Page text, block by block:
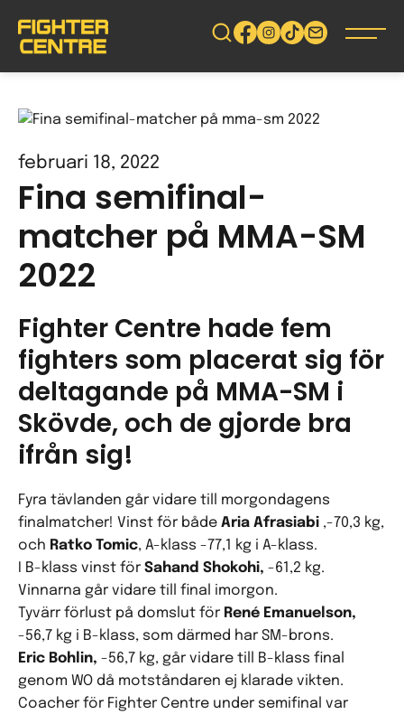
vidare
februari 18, 2022
Fina semifinal-
matcher på MMA-SM
2022
Fighter Centre hade fem
fighters som placerat sig för
deltagande på MMA-SM i
Skövde, och de gjorde bra
ifrån sig!
Fyra tävlanden går vidare till morgondagens
finalmatcher! Vinst för både Aria Afrasiabi ,-70,3 kg,
och Ratko Tomic, A-klass -77,1 kg i A-klass.
I B-klass vinst för Sahand Shokohi, -61,2 kg.
Vinnarna går vidare till final imorgon.
Tyvärr förlust på domslut för René Emanuelson,
-56,7 kg i B-klass, som därmed har SM-brons.
Eric Bohlin, -56,7 kg, går vidare till B-klass final
genom WO då motståndaren ej klarade vikten.
Coacher för Fighter Centre under semifinal var